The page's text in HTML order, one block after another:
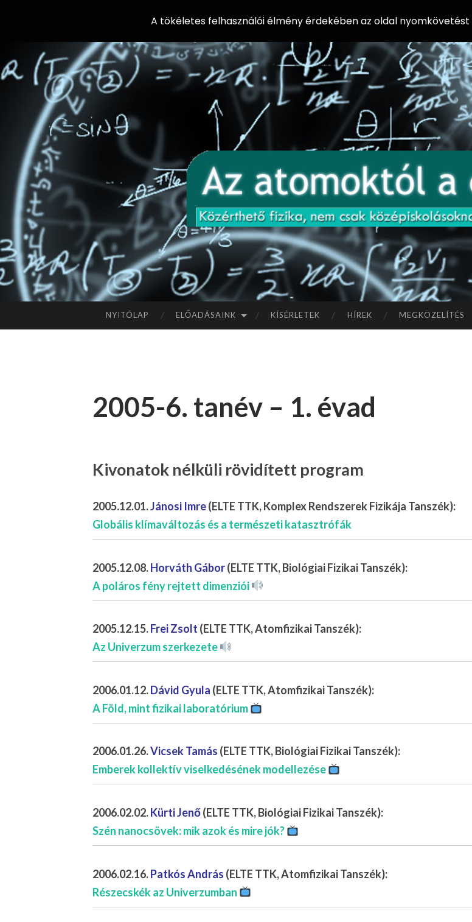
AZ
AT
OM
OK
TÓ
L A
az
A
NYITÓLAP ELŐADÁSAINK KÍSÉRLETEK HÍREK MEGKÖZELÍTÉS
2005-6. tanév – 1. évad
Kivonatok nélküli rövidített program
2005.12.01.Jánosi Imre(ELTE TTK, Komplex Rendszerek Fizikája Tanszék):
Globális klímaváltozás és a természeti katasztrófák
2005.12.08.Horváth Gábor(ELTE TTK, Biológiai Fizikai Tanszék):
A poláros fény rejtett dimenziói
2005.12.15.Frei Zsolt (ELTE TTK, Atomfizikai Tanszék):
Az Univerzum szerkezete
2006.01.12.Dávid Gyula (ELTE TTK, Atomfizikai Tanszék):
A Föld, mint fizikai laboratórium
2006.01.26.Vicsek Tamás (ELTE TTK, Biológiai Fizikai Tanszék):
Emberek kollektív viselkedésének modellezése
2006.02.02.Kürti Jenő(ELTE TTK, Biológiai Fizikai Tanszék):
Szén nanocsövek: mik azok és mire jók?
2006.02.16.Patkós András (ELTE TTK, Atomfizikai Tanszék):
Részecskék az Univerzumban
A tökéletes felhasználói élmény érdekében az oldal